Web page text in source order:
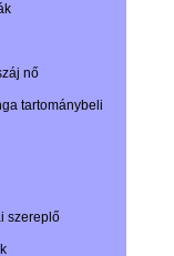
nő
tartománybeli
szereplő